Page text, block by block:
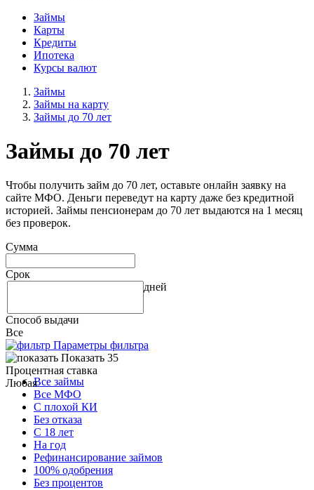
Займы
Карты
Кредиты
Ипотека
Курсы валют
Займы
Займы на карту
Займы до 70 лет
Займы до 70 лет
Чтобы получить займ до 70 лет, оставьте онлайн заявку на
сайте МФО. Деньги переведут на карту даже без кредитной
историей. Займы пенсионерам до 70 лет выдаются на 1 месяц
без проверок.
Сумма
Срок
дней
Способ выдачи
Все
Параметры фильтра
Показать 35
Процентная ставка
ЛюбаяВсе займы
Все МФО
С плохой КИ
Без отказа
С 18 лет
На год
Рефинансирование займов
100% одобрения
Без процентов